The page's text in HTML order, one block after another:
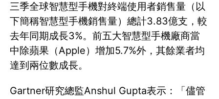
三季全球智慧型手機對終端使用者銷售量（以
下簡稱智慧型手機銷售量）總計3.83億支，較
去年同期成長3%。前五大智慧型手機廠商當
中除蘋果（Apple）增加5.7%外，其餘業者均
達到兩位數成長。
Gartner研究總監Anshul Gupta表示：「儘管